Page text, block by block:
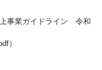
上事業ガイドライン 令和
）